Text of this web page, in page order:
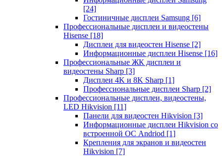
[24]
Гостиничные дисплеи Samsung [6]
Профессиональные дисплеи и видеостены
Hisense [18]
Дисплеи для видеостен Hisense [2]
Информационные дисплеи Hisense [16]
Профессиональные ЖК дисплеи и
видеостены Sharp [3]
Дисплеи 4K и 8K Sharp [1]
Профессиональные дисплеи Sharp [2]
Профессиональные дисплеи, видеостены,
LED Hikvision [11]
Панели для видеостен Hikvision [3]
Информационные дисплеи Hikvision со
встроенной ОС Andriod [1]
Крепления для экранов и видеостен
Hikvision [7]